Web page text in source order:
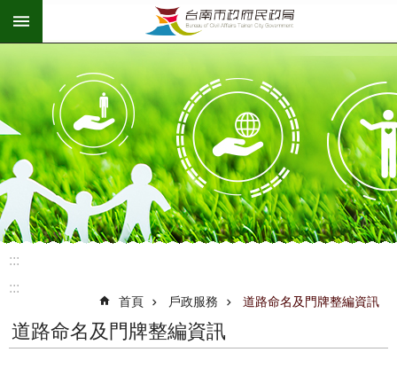
跳到主要內容區塊
:::
:::
首頁 戶政服務 道路命名及門牌整編資訊
道路命名及門牌整編資訊